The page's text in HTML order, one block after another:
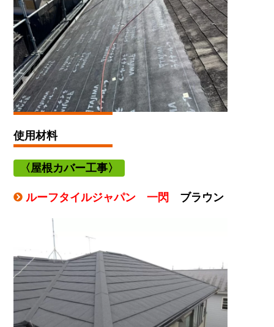
使用材料
〈屋根カバー工事〉
ルーフタイルジャパン 一閃 ブラウン